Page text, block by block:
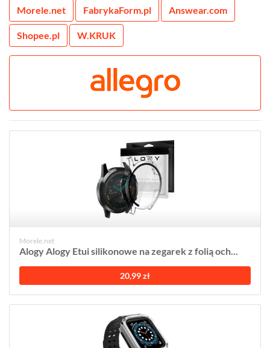
Morele.net FabrykaForm.pl Answear.com
Shopee.pl W.KRUK
Morele.net
Alogy Alogy Etui silikonowe na zegarek z folią och...
20,99 zł